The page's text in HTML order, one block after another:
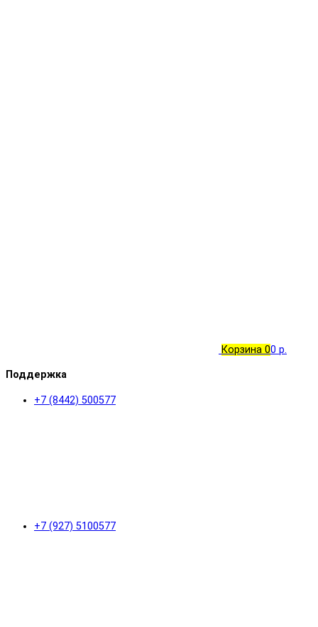
Корзина 00 р.
Поддержка
+7 (8442) 500577
+7 (927) 5100577